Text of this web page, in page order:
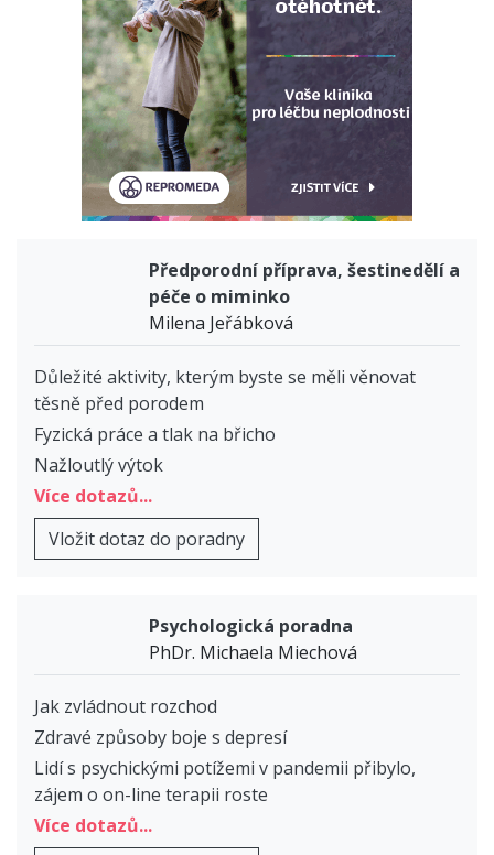
Předporodní příprava, šestinedělí a
péče o miminko
Milena Jeřábková
Důležité aktivity, kterým byste se měli věnovat
těsně před porodem
Fyzická práce a tlak na břicho
Nažloutlý výtok
Více dotazů...
Vložit dotaz do poradny
Psychologická poradna
PhDr. Michaela Miechová
Jak zvládnout rozchod
Zdravé způsoby boje s depresí
Lidí s psychickými potížemi v pandemii přibylo,
zájem o on-line terapii roste
Více dotazů...